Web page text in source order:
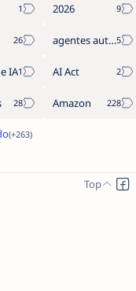
2026
agentes autónomos
IA AI Act
Amazon